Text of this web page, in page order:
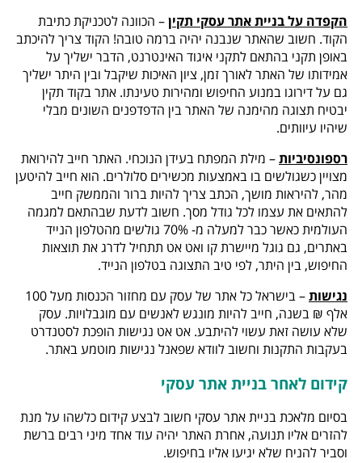
הקפדה על בניית אתר עסקי תקין– הכוונה לטכניקת כתיבת
הקוד. חשוב שהאתר שנבנה יהיה ברמה טובה! הקוד צריך להיכתב
באופן תקני בהתאם לתקני איגוד האינטרנט, הדבר ישליך על
אמידותו של האתר לאורך זמן, ציון האיכות שיקבל ובין היתר ישליך
גם על דירוגו במנוע החיפוש ומהירות טעינתו. אתר בקוד תקין
יבטיח תצוגה מהימנה של האתר בין הדפדפנים השונים מבלי
שיהיו עיוותים.
רספונסיביות– מילת המפתח בעידן הנוכחי. האתר חייב להירואת
מצויין כשגולשים בו באמצעות מכשירים סלולרים. הוא חייב להיטען
מהר, להיראות מושך, הכתב צריך להיות ברור והממשק חייב
להתאים את עצמו לכל גודל מסך. חשוב לדעת שבהתאם למגמה
העולמית כאשר כבר למעלה מ- 70% גולשים מהטלפון הנייד
באתרים, גם גוגל מיישרת קו ואט אט תתחיל לדרג את תוצאות
החיפוש, בין היתר, לפי טיב התצוגה בטלפון הנייד.
נגישות
– בישראל כל אתר של עסק עם מחזור הכנסות מעל 100
אלף ₪ בשנה, חייב להיות מונגש לאנשים עם מוגבלויות. עסק
שלא עושה זאת עשוי להיתבע. אט אט נגישות הופכת לסטנדרט
בעקבות התקנות וחשוב לוודא שפאנל נגישות מוטמע באתר.
קידום לאחר בניית אתר עסקי
בסיום מלאכת בניית אתר עסקי חשוב לבצע קידום כלשהו על מנת
להזרים אליו תנועה, אחרת האתר יהיה עוד אחד מיני רבים ברשת
וסביר להניח שלא יגיעו אליו בחיפוש.